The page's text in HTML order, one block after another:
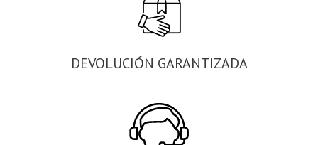
DEVOLUCIÓN GARANTIZADA